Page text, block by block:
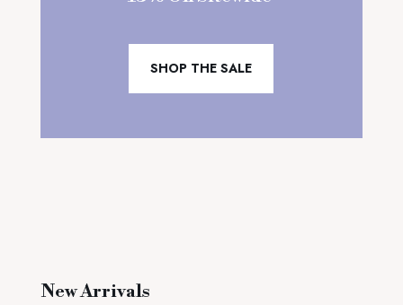
SHOP THE SALE
New Arrivals